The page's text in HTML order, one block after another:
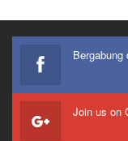
Join us on